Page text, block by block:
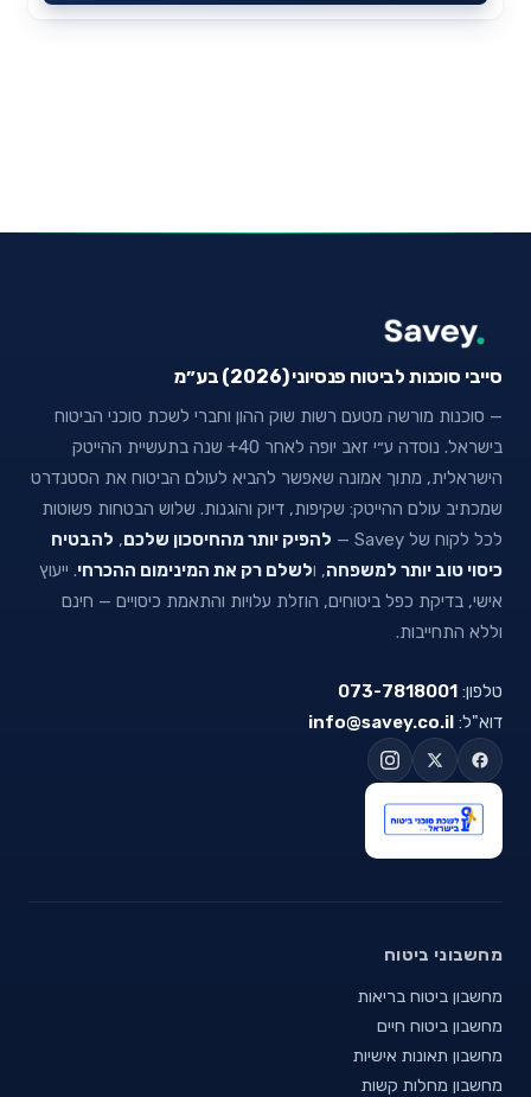
סייבי סוכנות לביטוח פנסיוני (2026) בע״מ
— סוכנות מורשה מטעם רשות שוק ההון וחברי לשכת סוכני הביטוח
בישראל. נוסדה ע״י זאב יופה לאחר 40+ שנה בתעשיית ההייטק
הישראלית, מתוך אמונה שאפשר להביא לעולם הביטוח את הסטנדרט
שמכתיב עולם ההייטק: שקיפות, דיוק והוגנות. שלוש הבטחות פשוטות
לכל לקוח של Savey —
להפיק יותר מהחיסכון שלכם, להבטיח
כיסוי טוב יותר למשפחה, ולשלם רק את המינימום ההכרחי. ייעוץ
אישי, בדיקת כפל ביטוחים, הוזלת עלויות והתאמת כיסויים — חינם
וללא התחייבות.
טלפון: 073-7818001
דוא"ל: info@savey.co.il
מחשבוני ביטוח
מחשבון ביטוח בריאות
מחשבון ביטוח חיים
מחשבון תאונות אישיות
מחשבון מחלות קשות